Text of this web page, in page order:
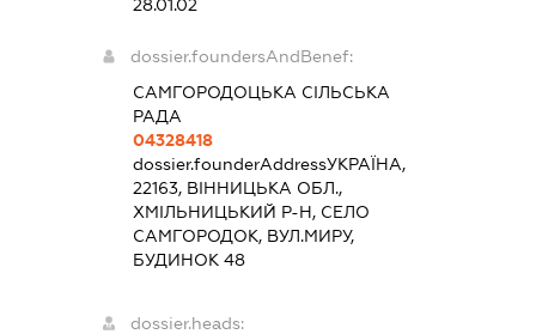
28.01.02
dossier.foundersAndBenef:
САМГОРОДОЦЬКА СІЛЬСЬКА
РАДА
04328418
dossier.founderAddressУКРАЇНА,
22163, ВІННИЦЬКА ОБЛ.,
ХМІЛЬНИЦЬКИЙ Р-Н, СЕЛО
САМГОРОДОК, ВУЛ.МИРУ,
БУДИНОК 48
dossier.heads: